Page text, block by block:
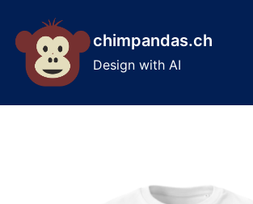
content
chimpandas.ch
Design with AI